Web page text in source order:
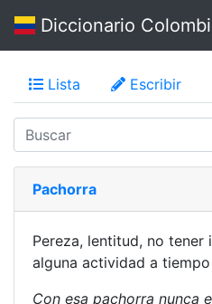
Diccionario
Lista Escribir
Pachorra
Pereza, lentitud, no tener
alguna actividad a tiempo
Con esa pachorra nunca